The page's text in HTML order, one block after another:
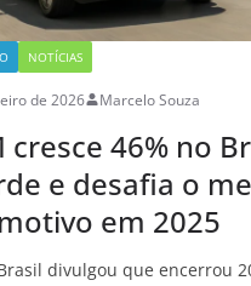
NOTÍCIAS
de 2026 Marcelo Souza
cresce 46% no
e desafia o
em 2025
divulgou que encerrou